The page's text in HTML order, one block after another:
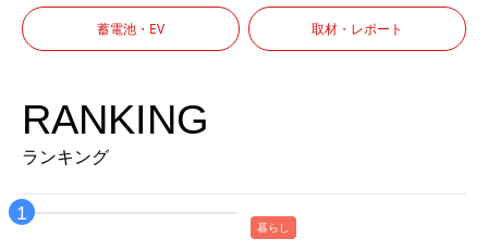
蓄電池・EV 取材・レポート
RANKING
ランキング
暮らし